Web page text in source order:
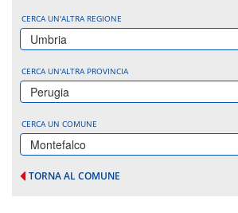
CERCA UN'ALTRA REGIONE
Umbria
CERCA UN'ALTRA PROVINCIA
Perugia
CERCA UN COMUNE
Montefalco
TORNA AL COMUNE